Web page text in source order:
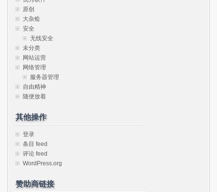
原创
大杂烩
安全
无线安全
未分类
网站运营
网络管理
服务器管理
自由精神
随便放着
其他操作
登录
条目 feed
评论 feed
WordPress.org
赞助商链接